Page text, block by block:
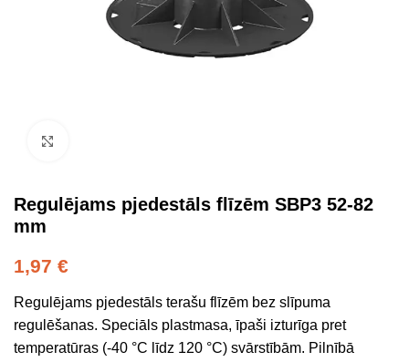
Regulējams pjedestāls flīzēm SBP3 52-82
mm
1,97 €
Regulējams pjedestāls terašu flīzēm bez slīpuma
regulēšanas. Speciāls plastmasa, īpaši izturīga pret
temperatūras (-40 °C līdz 120 °C) svārstībām. Pilnībā